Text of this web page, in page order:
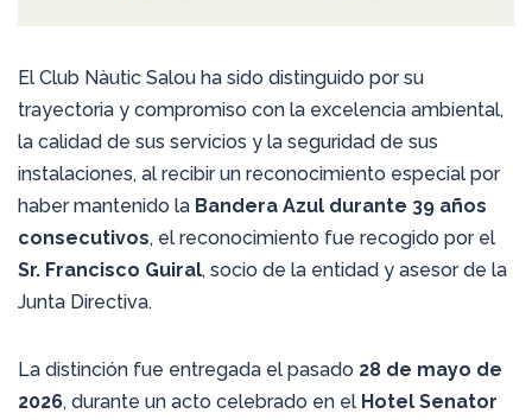
El Club Nàutic Salou ha sido distinguido por su
trayectoria y compromiso con la excelencia ambiental,
la calidad de sus servicios y la seguridad de sus
instalaciones, al recibir un reconocimiento especial por
haber mantenido la Bandera Azul durante 39 años
consecutivos, el reconocimiento fue recogido por el
Sr. Francisco Guiral, socio de la entidad y asesor de la
Junta Directiva.
La distinción fue entregada el pasado 28 de mayo de
2026, durante un acto celebrado en el Hotel Senator